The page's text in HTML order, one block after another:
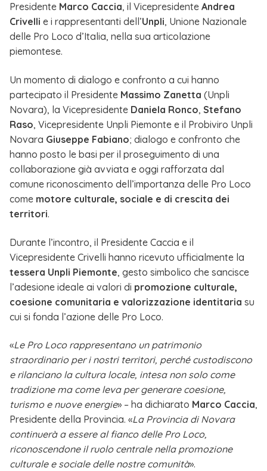
Presidente Marco Caccia, il Vicepresidente Andrea
Crivelli e i rappresentanti dell’Unpli, Unione Nazionale
delle Pro Loco d’Italia, nella sua articolazione
piemontese.
Un momento di dialogo e confronto a cui hanno
partecipato il Presidente Massimo Zanetta (Unpli
Novara), la Vicepresidente Daniela Ronco, Stefano
Raso, Vicepresidente Unpli Piemonte e il Probiviro Unpli
Novara Giuseppe Fabiano; dialogo e confronto che
hanno posto le basi per il proseguimento di una
collaborazione già avviata e oggi rafforzata dal
comune riconoscimento dell’importanza delle Pro Loco
come motore culturale, sociale e di crescita dei
territori.
Durante l’incontro, il Presidente Caccia e il
Vicepresidente Crivelli hanno ricevuto ufficialmente la
tessera Unpli Piemonte, gesto simbolico che sancisce
l’adesione ideale ai valori di promozione culturale,
coesione comunitaria e valorizzazione identitaria su
cui si fonda l’azione delle Pro Loco.
«Le Pro Loco rappresentano un patrimonio
straordinario per i nostri territori, perché custodiscono
e rilanciano la cultura locale, intesa non solo come
tradizione ma come leva per generare coesione,
turismo e nuove energie» – ha dichiarato Marco Caccia,
Presidente della Provincia. «La Provincia di Novara
continuerà a essere al fianco delle Pro Loco,
riconoscendone il ruolo centrale nella promozione
culturale e sociale delle nostre comunità».